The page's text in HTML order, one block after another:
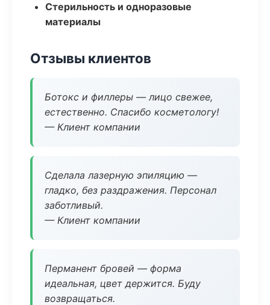
Стерильность и одноразовые
материалы
Отзывы клиентов
Ботокс и филлеры — лицо свежее,
естественно. Спасибо косметологу!
— Клиент компании
Сделала лазерную эпиляцию —
гладко, без раздражения. Персонал
заботливый.
— Клиент компании
Перманент бровей — форма
идеальная, цвет держится. Буду
возвращаться.